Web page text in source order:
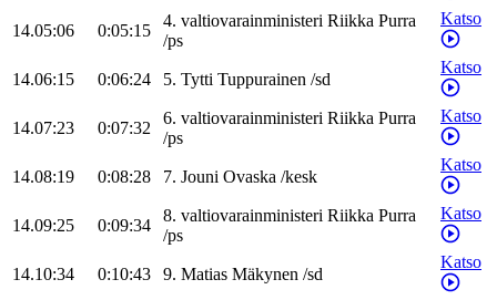
14.05:06 0:05:15
4. valtiovarainministeri Riikka Purra
/ps
Katso
14.06:15 0:06:24 5. Tytti Tuppurainen /sd
Katso
14.07:23 0:07:32
6. valtiovarainministeri Riikka Purra
/ps
Katso
14.08:19 0:08:28 7. Jouni Ovaska /kesk
Katso
14.09:25 0:09:34
8. valtiovarainministeri Riikka Purra
/ps
Katso
14.10:34 0:10:43 9. Matias Mäkynen /sd
Katso